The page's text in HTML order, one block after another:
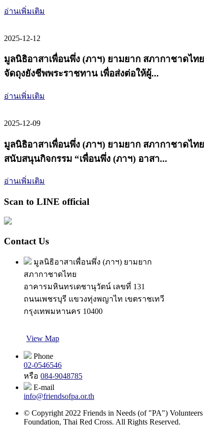
อ่านเพิ่มเติม
2025-12-12
มูลนิธิอาสาเพื่อนพึ่ง (ภาฯ) ยามยาก สภากาชาดไทย
จัดถุงยังชีพพระราชทาน เพื่อส่งต่อให้ผู้...
อ่านเพิ่มเติม
2025-12-09
มูลนิธิอาสาเพื่อนพึ่ง (ภาฯ) ยามยาก สภากาชาดไทย
สนับสนุนกิจกรรม “เพื่อนพึ่ง (ภาฯ) อาสา...
อ่านเพิ่มเติม
Scan to LINE official
Contact Us
มูลนิธิอาสาเพื่อนพึ่ง (ภาฯ) ยามยาก
สภากาชาดไทย
อาคารมหินทรเดชานุวัตน์ เลขที่ 131
ถนนเพชรบุรี แขวงทุ่งพญาไท เขตราชเทวี
กรุงเทพมหานคร 10400
View Map
Phone
02-0546546
หรือ 084-9048785
E-mail
info@friendsofpa.or.th
© Copyright 2022 Friends in Needs (of "PA") Volunteers
Foundation, Thai Red Cross. All Rights Reserved.